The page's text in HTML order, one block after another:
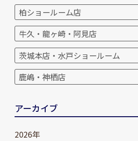
柏ショールーム店
牛久・龍ヶ崎・阿見店
茨城本店・水戸ショールーム
鹿嶋・神栖店
アーカイブ
2026年